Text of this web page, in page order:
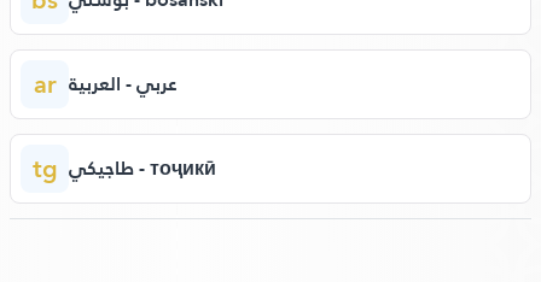
ar عربي - العربية
tg طاجيكي - тоҷикӣ